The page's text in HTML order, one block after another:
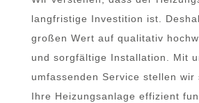
langfristige Investition ist.
großen Wert auf qualitativ
und sorgfältige Installation. Mit
umfassenden Service stellen wir
Ihre Heizungsanlage effizient